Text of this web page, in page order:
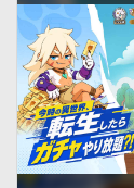
ができます。
▼友達と一緒
友達を冒険メ
れます。